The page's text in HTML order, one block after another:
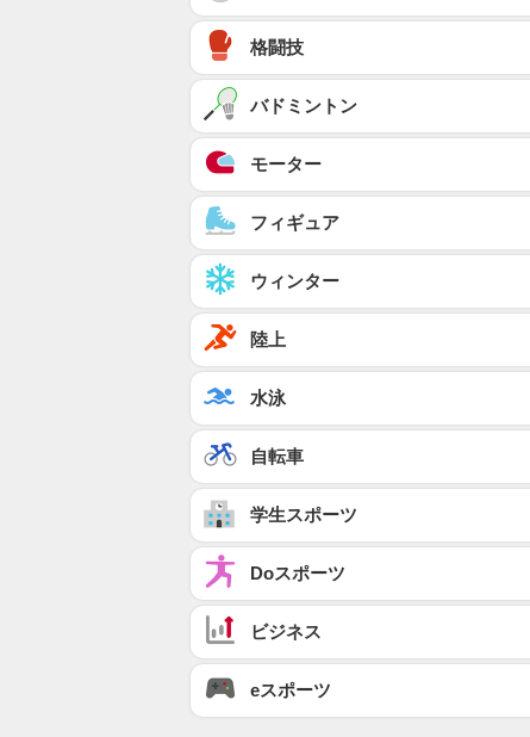
格闘技
バドミントン
モーター
フィギュア
ウィンター
陸上
水泳
自転車
学生スポーツ
Doスポーツ
ビジネス
eスポーツ